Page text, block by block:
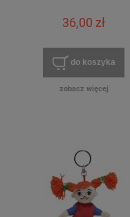
36,00 zł
do koszyka
zobacz więcej